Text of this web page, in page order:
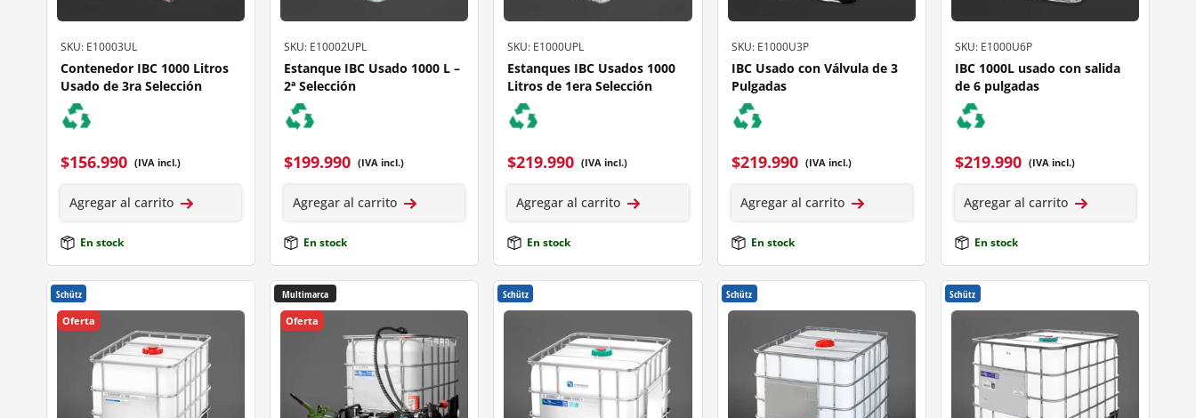
SKU: E10003UL
Contenedor IBC 1000 Litros
Usado de 3ra Selección
$156.990 (IVA incl.)
Agregar al carrito
En stock
SKU: E10002UPL
Estanque IBC Usado 1000 L –
2ª Selección
$199.990 (IVA incl.)
Agregar al carrito
En stock
SKU: E1000UPL
Estanques IBC Usados 1000
Litros de 1era Selección
$219.990 (IVA incl.)
Agregar al carrito
En stock
SKU: E1000U3P
IBC Usado con Válvula de 3
Pulgadas
$219.990 (IVA incl.)
Agregar al carrito
En stock
SKU: E1000U6P
IBC 1000L usado con salida
de 6 pulgadas
$219.990 (IVA incl.)
Agregar al carrito
En stock
Oferta
Schütz
Oferta
Multimarca Schütz Schütz Schütz